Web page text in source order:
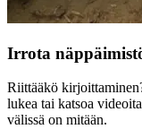
Irrota
Riittääkö
lukea tai katsoa
välissä on mitään.